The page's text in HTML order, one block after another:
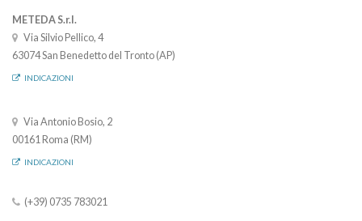
METEDA S.r.l.
Via Silvio Pellico, 4
63074 San Benedetto del Tronto (AP)
INDICAZIONI
Via Antonio Bosio, 2
00161 Roma (RM)
INDICAZIONI
(+39) 0735 783021